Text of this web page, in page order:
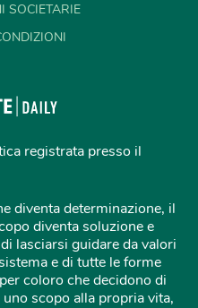
SOCIETARIE
registrata presso il
diventa determinazione, il
diventa soluzione e
lasciarsi guidare da valori
e di tutte le forme
coloro che decidono di
scopo alla propria vita,